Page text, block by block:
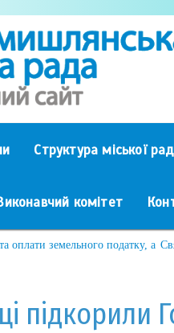
Структура міської
комітет
оплати земельного податку, а
підкорили